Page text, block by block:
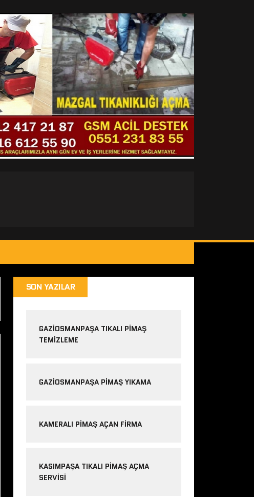
SON YAZILAR
GAZIOSMANPAŞA TIKALI PIMAŞ
TEMIZLEME
GAZIOSMANPAŞA PIMAŞ YIKAMA
KAMERALI PIMAŞ AÇAN FIRMA
KASIMPAŞA TIKALI PIMAŞ AÇMA
SERVISI